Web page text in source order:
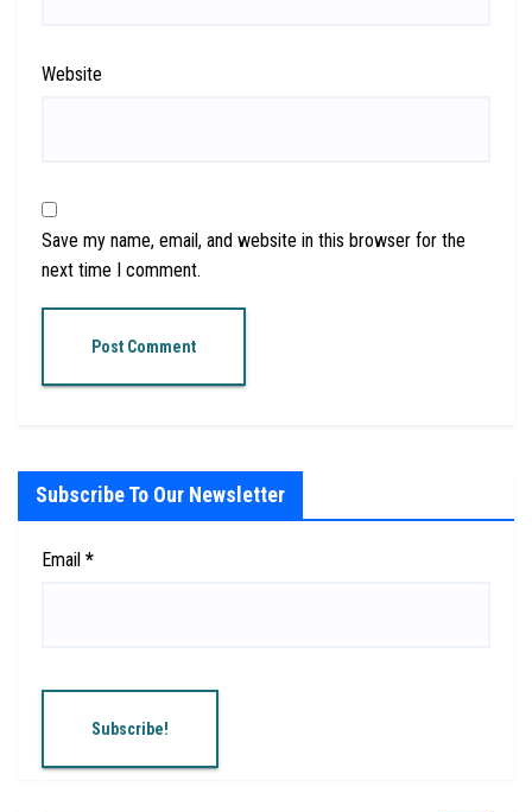
Website
Save my name, email, and website in this browser for the
next time I comment.
Subscribe To Our Newsletter
Email *